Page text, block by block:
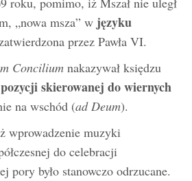
„nowa msza” w języku
przez Pawła VI.
Concilium nakazywał księdzu
pozycji skierowanej do wiernych
na wschód (ad Deum).
wprowadzenie muzyki
do celebracji
pory było stanowczo odrzucane.